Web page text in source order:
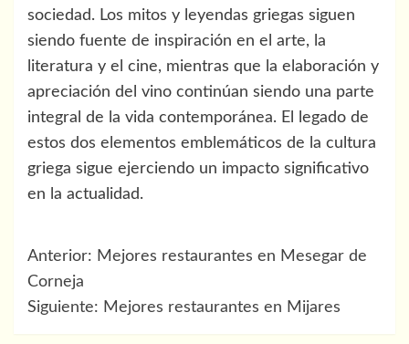
sociedad. Los mitos y leyendas griegas siguen
siendo fuente de inspiración en el arte, la
literatura y el cine, mientras que la elaboración y
apreciación del vino continúan siendo una parte
integral de la vida contemporánea. El legado de
estos dos elementos emblemáticos de la cultura
griega sigue ejerciendo un impacto significativo
en la actualidad.
Navegación
de
entradas
Anterior: Mejores restaurantes en Mesegar de
Corneja
Siguiente: Mejores restaurantes en Mijares